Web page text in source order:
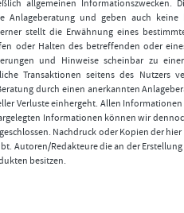
allgemeinen
Anlageberatung und geben auch
stellt die Erwähnung eines
oder Halten des betreffenden oder
und Hinweise scheinbar zu
Transaktionen seitens des Nutzers
durch einen anerkannten
Verluste einhergeht. Allen
Informationen können wir
Nachdruck oder Kopien der
Autoren/Redakteure die an der
besitzen.